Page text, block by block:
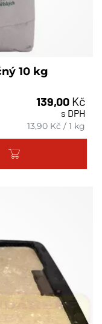
10 kg
139,00 Kč
s DPH
13,90 Kč /1 kg